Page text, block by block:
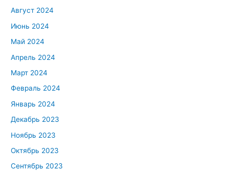
Август 2024
Июнь 2024
Май 2024
Апрель 2024
Март 2024
Февраль 2024
Январь 2024
Декабрь 2023
Ноябрь 2023
Октябрь 2023
Сентябрь 2023